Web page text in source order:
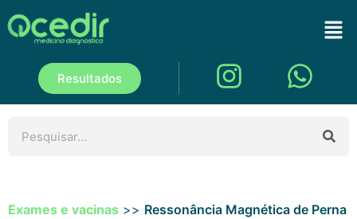
Resultados
Exames e vacinas >> Ressonância Magnética de Perna